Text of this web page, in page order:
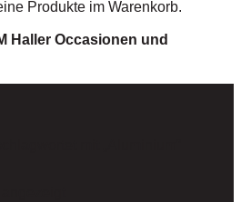
Produkte im Warenkorb.
Haller Occasionen und